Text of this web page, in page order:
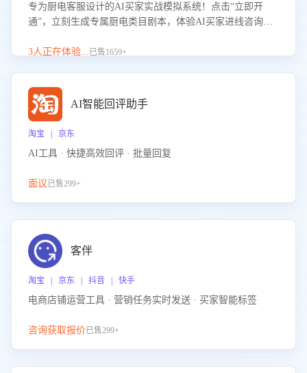
专为厨电客服设计的AI买家实战模拟系统！点击“立即开
通”，立刻生成专属厨电类目剧本，体验AI买家进线咨询真
实场景应对技巧！
3人正在体验...已售1659+
AI智能回评助手
淘宝 | 京东
AI工具 · 快捷高效回评 · 批量回复
面议已售299+
客伴
淘宝 | 京东 | 抖音 | 快手
电商店铺运营工具 · 营销任务实时发送 · 买家智能标签
咨询获取报价已售299+